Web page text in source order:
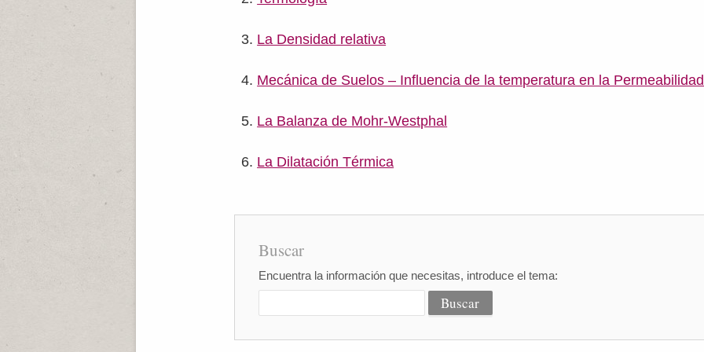
La Densidad relativa
Mecánica de Suelos – Influencia de la temperatura en la Permeabilidad
La Balanza de Mohr-Westphal
La Dilatación Térmica
Buscar
Encuentra la información que necesitas, introduce el tema: